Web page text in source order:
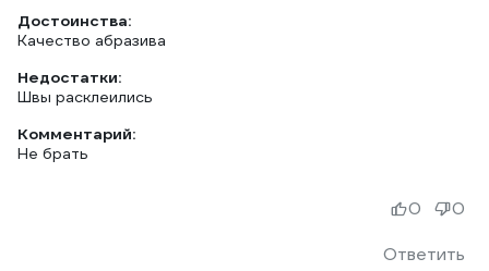
Достоинства:
Качество абразива
Недостатки:
Швы расклеились
Комментарий:
Не брать
Ответить
0 0